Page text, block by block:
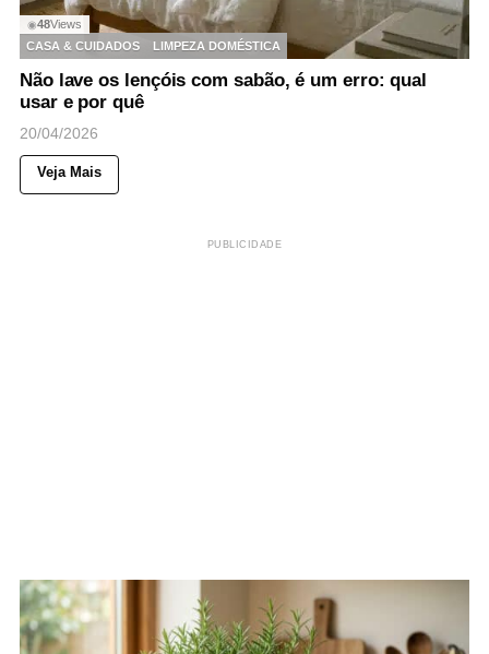
◉48Views
CASA & CUIDADOS
LIMPEZA DOMÉSTICA
Não lave os lençóis com sabão, é um erro: qual
usar e por quê
20/04/2026
Veja Mais
PUBLICIDADE